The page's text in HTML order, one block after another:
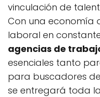
vinculación de
Con una economía
laboral en
agencias de
esenciales tanto
para buscadores
se entregará toda